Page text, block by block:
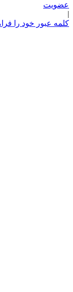
عضویت
|
کلمه عبور خود را